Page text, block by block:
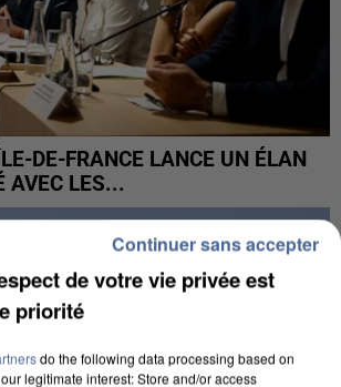
DE-FRANCE LANCE UN ÉLAN
AVEC LES...
de votre vie privée est
priorité
do the following data processing based on
legitimate interest: Store and/or access
Continuer sans accepter